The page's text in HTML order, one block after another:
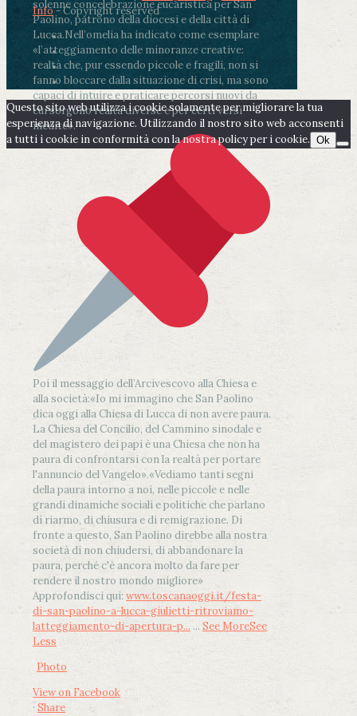
solenne concelebrazione eucaristica per San
Paolino, patrono della diocesi e della città di
Lucca.Nell’omelia ha indicato come esemplare
«l’atteggiamento delle minoranze creative:
realtà che, pur essendo piccole e fragili, non si
fanno bloccare dalla situazione di crisi, ma sono
capaci di intuire e praticare percorsi nuovi da
cui sorgono realtà diverse e per certi versi
inedite».
Poi il messaggio dell’Arcivescovo alla Chiesa e
alla società:«Io mi immagino che San Paolino
dica oggi alla Chiesa di Lucca di non avere paura.
La Chiesa del Concilio, del Cammino sinodale e
del magistero dei papi è una Chiesa che non ha
paura di confrontarsi con la realtà per portare
l'annuncio del Vangelo».«Vediamo tanti segni
della paura intorno a noi, nelle piccole e nelle
grandi dinamiche sociali e politiche che parlano
di riarmo, di chiusura e di remigrazione. Di
fronte a questo, San Paolino direbbe alla nostra
società di non chiudersi, di abbandonare la
paura, perché c'è ancora molto da fare per
rendere il nostro mondo migliore»
Approfondisci qui: www.toscanaoggi.it/festa-
di-san-paolino-a-lucca-giulietti-ritroviamo-
latteggiamento-di-apertura-p... ... See MoreSee
Less
Photo
View on Facebook
· Share
Info- Copyright reserved
Questo sito web utilizza i cookie solamente per migliorare la tua
esperienza di navigazione. Utilizzando il nostro sito web acconsenti
a tutti i cookie in conformità con la nostra policy per i cookie. Ok